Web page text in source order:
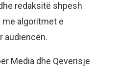
redaksitë shpesh
algoritmet e
audiencën.
Media dhe Qeverisje